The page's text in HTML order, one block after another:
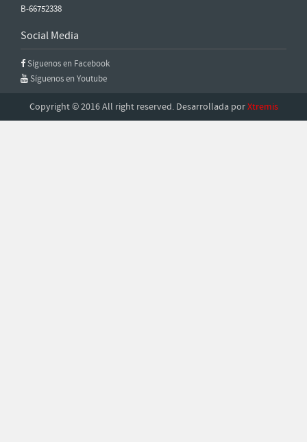
B-66752338
Social Media
Síguenos en Facebook
Síguenos en Youtube
Copyright © 2016 All right reserved. Desarrollada porXtremis